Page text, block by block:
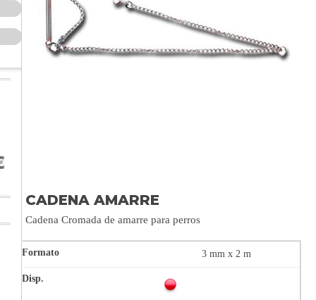
CADENA AMARRE
Cadena Cromada de amarre para perros
3 mm x 2 m